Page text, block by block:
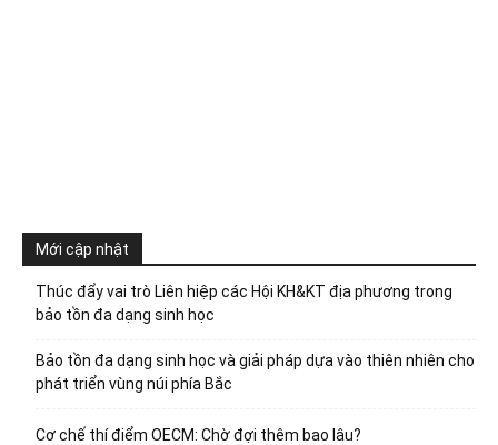
Mới cập nhật
Thúc đẩy vai trò Liên hiệp các Hội KH&KT địa phương trong
bảo tồn đa dạng sinh học
Bảo tồn đa dạng sinh học và giải pháp dựa vào thiên nhiên cho
phát triển vùng núi phía Bắc
Cơ chế thí điểm OECM: Chờ đợi thêm bao lâu?